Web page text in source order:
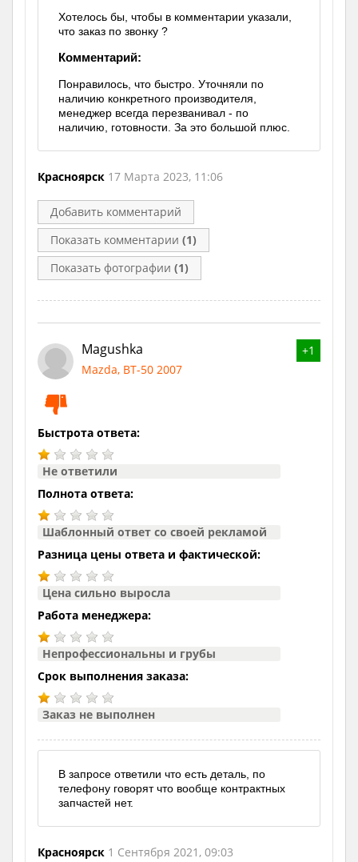
Хотелось бы, чтобы в комментарии указали,
что заказ по звонку ?
Комментарий:
Понравилось, что быстро. Уточняли по
наличию конкретного производителя,
менеджер всегда перезванивал - по
наличию, готовности. За это большой плюс.
Красноярск 17 Марта 2023, 11:06
Добавить комментарий
Показать комментарии (1)
Показать фотографии (1)
+1
Magushka
Mazda, BT-50 2007
Быстрота ответа:
Не ответили
Полнота ответа:
Шаблонный ответ со своей рекламой
Разница цены ответа и фактической:
Цена сильно выросла
Работа менеджера:
Непрофессиональны и грубы
Срок выполнения заказа:
Заказ не выполнен
В запросе ответили что есть деталь, по
телефону говорят что вообще контрактных
запчастей нет.
Красноярск 1 Сентября 2021, 09:03